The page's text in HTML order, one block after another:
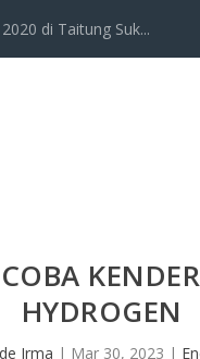
di Taitung Suk...
HYDROGEN
Irma | Mar 30, 2023 |